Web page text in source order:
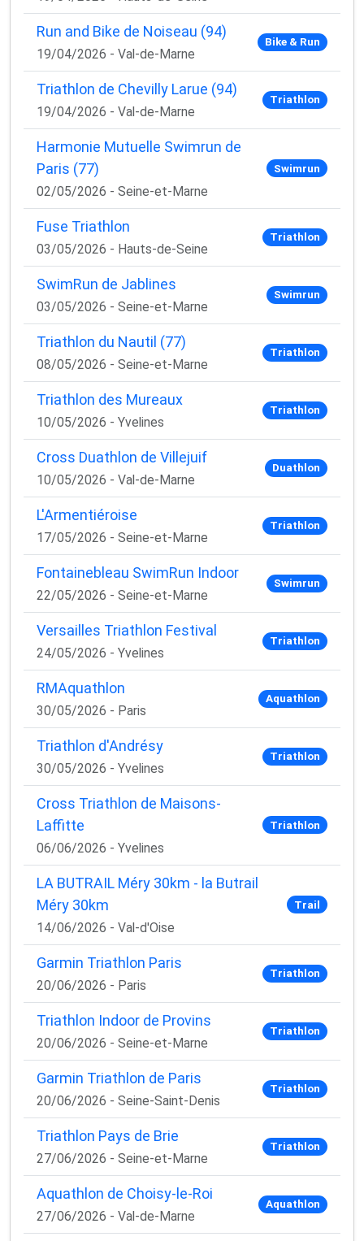
Run and Bike de Noiseau (94)
19/04/2026 - Val-de-Marne
Bike & Run
Triathlon de Chevilly Larue (94)
19/04/2026 - Val-de-Marne
Triathlon
Harmonie Mutuelle Swimrun de
Paris (77)
02/05/2026 - Seine-et-Marne
Swimrun
Fuse Triathlon
03/05/2026 - Hauts-de-Seine
Triathlon
SwimRun de Jablines
03/05/2026 - Seine-et-Marne
Swimrun
Triathlon du Nautil (77)
08/05/2026 - Seine-et-Marne
Triathlon
Triathlon des Mureaux
10/05/2026 - Yvelines
Triathlon
Cross Duathlon de Villejuif
10/05/2026 - Val-de-Marne
Duathlon
L'Armentiéroise
17/05/2026 - Seine-et-Marne
Triathlon
Fontainebleau SwimRun Indoor
22/05/2026 - Seine-et-Marne
Swimrun
Versailles Triathlon Festival
24/05/2026 - Yvelines
Triathlon
RMAquathlon
30/05/2026 - Paris
Aquathlon
Triathlon d'Andrésy
30/05/2026 - Yvelines
Triathlon
Cross Triathlon de Maisons-
Laffitte
06/06/2026 - Yvelines
Triathlon
LA BUTRAIL Méry 30km - la Butrail
Méry 30km
14/06/2026 - Val-d'Oise
Trail
Garmin Triathlon Paris
20/06/2026 - Paris
Triathlon
Triathlon Indoor de Provins
20/06/2026 - Seine-et-Marne
Triathlon
Garmin Triathlon de Paris
20/06/2026 - Seine-Saint-Denis
Triathlon
Triathlon Pays de Brie
27/06/2026 - Seine-et-Marne
Triathlon
Aquathlon de Choisy-le-Roi
27/06/2026 - Val-de-Marne
Aquathlon